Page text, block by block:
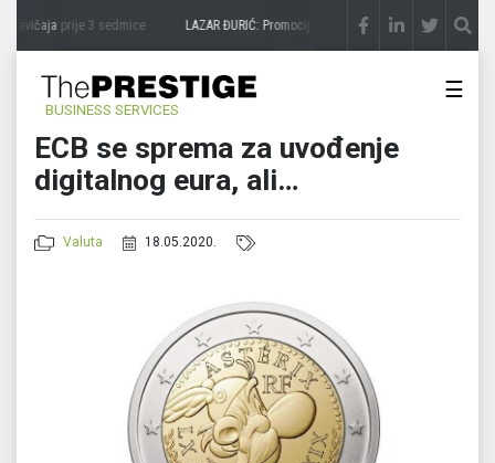
zavičajaprije 3 sedmice LAZAR ĐURIĆ: Promocija potencijal pretvara u destinaciju
BUSINESS SERVICES
☰
ECB se sprema za uvođenje
digitalnog eura, ali…
Valuta 18.05.2020.